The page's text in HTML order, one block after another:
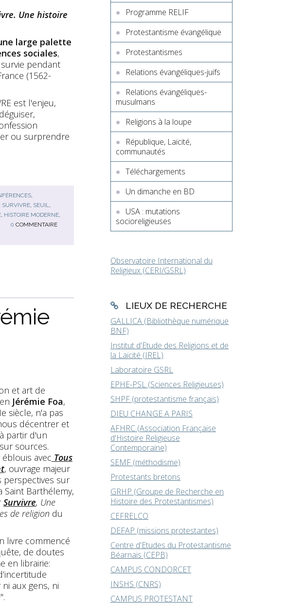
Une histoire
large palette
sociales,
pendant
(1562-
est l'enjeu,
ou surprendre
SURVIVRE, SEUIL
, HISTOIRE MODERNE,
0 COMMENTAIRE
et art de
Jérémie Foa,
siècle, n'a pas
décentrer et
partir d'un
sources.
avec Tous
, ouvrage majeur
perspectives sur
Saint Barthélemy,
Survivre, Une
de religion du
livre commencé
de doutes
en librairie:
aux gens, ni
Programme RELIF
Protestantisme évangélique
Protestantismes
Relations évangéliques-juifs
Relations évangéliques-
musulmans
Religions à la loupe
République, Laïcité,
communautés
Téléchargements
Un dimanche en BD
USA : mutations
socioreligieuses
Observatoire International du
Religieux (CERI/GSRL)
LIEUX DE RECHERCHE
GALLICA (Bibliothèque numérique
BNF)
Institut d'Etude des Religions et de
la Laïcité (IREL)
Laboratoire GSRL
EPHE-PSL (Sciences Religieuses)
SHPF (protestantisme français)
DIEU CHANGE A PARIS
AFHRC (Association Française
d'Histoire Religieuse
Contemporaine)
SEMF (méthodisme)
Protestants bretons
GRHP (Groupe de Recherche en
Histoire des Protestantismes)
CEFRELCO
DEFAP (missions protestantes)
Centre d'Etudes du Protestantisme
Béarnais (CEPB)
CAMPUS CONDORCET
INSHS (CNRS)
CAMPUS PROTESTANT